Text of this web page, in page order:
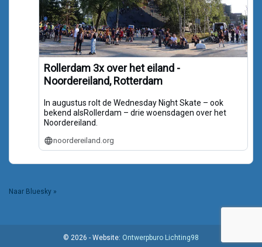
Rollerdam 3x over het eiland -
Noordereiland, Rotterdam
In augustus rolt de Wednesday Night Skate – ook
bekend alsRollerdam – drie woensdagen over het
Noordereiland.
noordereiland.org
Naar Bluesky »
© 2026 - Website: Ontwerpburo Lichting98